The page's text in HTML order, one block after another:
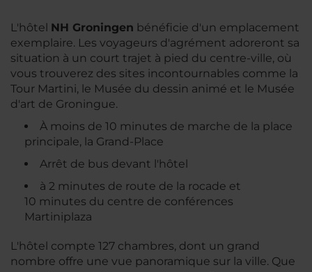
L'hôtel NH Groningen bénéficie d'un emplacement
exemplaire. Les voyageurs d'agrément adoreront sa
situation à un court trajet à pied du centre-ville, où
vous trouverez des sites incontournables comme la
Tour Martini, le Musée du dessin animé et le Musée
d'art de Groningue.
À moins de 10 minutes de marche de la place
principale, la Grand-Place
Arrêt de bus devant l'hôtel
à 2 minutes de route de la rocade et
10 minutes du centre de conférences
Martiniplaza
L'hôtel compte 127 chambres, dont un grand
nombre offre une vue panoramique sur la ville. Que